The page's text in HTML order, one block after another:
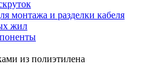
монтажа и разделки кабеля
жил
из полиэтилена